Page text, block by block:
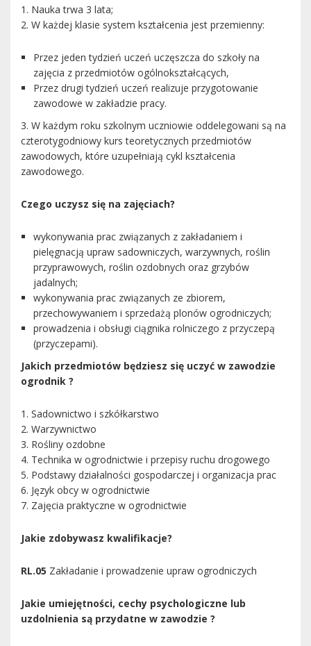
1. Nauka trwa 3 lata;
2. W każdej klasie system kształcenia jest przemienny:
Przez jeden tydzień uczeń uczęszcza do szkoły na
zajęcia z przedmiotów ogólnokształcących,
Przez drugi tydzień uczeń realizuje przygotowanie
zawodowe w zakładzie pracy.
3. W każdym roku szkolnym uczniowie oddelegowani są na
czterotygodniowy kurs teoretycznych przedmiotów
zawodowych, które uzupełniają cykl kształcenia
zawodowego.
Czego uczysz się na zajęciach?
wykonywania prac związanych z zakładaniem i
pielęgnacją upraw sadowniczych, warzywnych, roślin
przyprawowych, roślin ozdobnych oraz grzybów
jadalnych;
wykonywania prac związanych ze zbiorem,
przechowywaniem i sprzedażą plonów ogrodniczych;
prowadzenia i obsługi ciągnika rolniczego z przyczepą
(przyczepami).
Jakich przedmiotów będziesz się uczyć w zawodzie
ogrodnik ?
1. Sadownictwo i szkółkarstwo
2. Warzywnictwo
3. Rośliny ozdobne
4. Technika w ogrodnictwie i przepisy ruchu drogowego
5. Podstawy działalności gospodarczej i organizacja prac
6. Język obcy w ogrodnictwie
7. Zajęcia praktyczne w ogrodnictwie
Jakie zdobywasz kwalifikacje?
RL.05 Zakładanie i prowadzenie upraw ogrodniczych
Jakie umiejętności, cechy psychologiczne lub
uzdolnienia są przydatne w zawodzie ?